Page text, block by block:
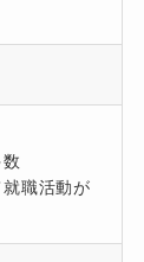
職活動が